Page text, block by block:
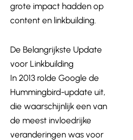
grote impact hadden op
content en linkbuilding.
De Belangrijkste Update
voor Linkbuilding
In 2013 rolde Google de
Hummingbird-update uit,
die waarschijnlijk een van
de meest invloedrijke
veranderingen was voor